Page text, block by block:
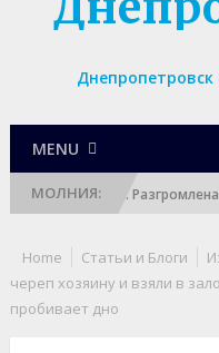
Днепропетровск
MENU
МОЛНИЯ:
— наша: Разгромлена
Home Статьи и Блоги
череп хозяину и взяли в
пробивает дно